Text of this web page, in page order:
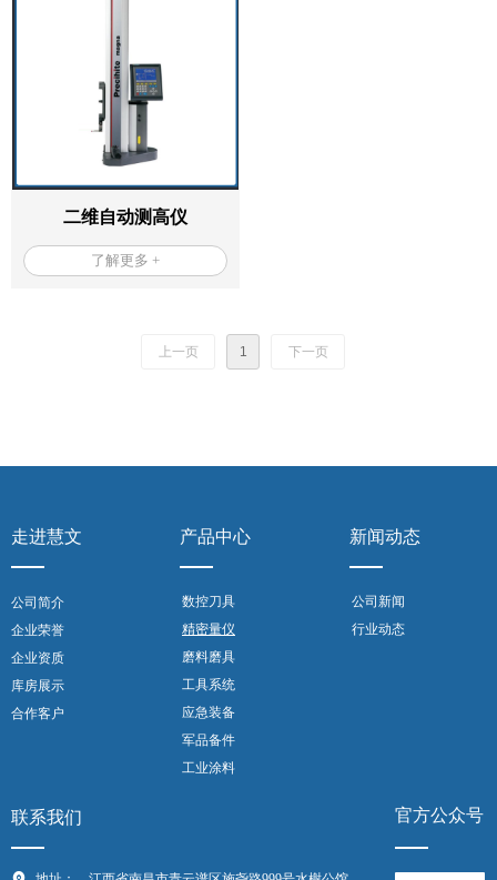
二维自动测高仪
了解更多 +
上一页 1 下一页
联系我们 官方公众号
走进慧文
公司简介
企业荣誉
企业资质
库房展示
合作客户
产品中心
数控刀具
精密量仪
磨料磨具
工具系统
应急装备
军品备件
工业涂料
新闻动态
公司新闻
行业动态